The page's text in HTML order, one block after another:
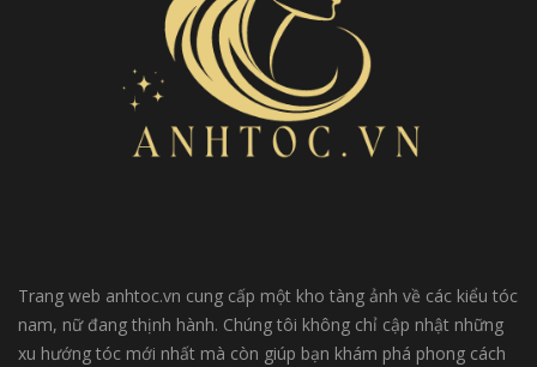
Trang web anhtoc.vn cung cấp một kho tàng ảnh về các kiểu tóc
nam, nữ đang thịnh hành. Chúng tôi không chỉ cập nhật những
xu hướng tóc mới nhất mà còn giúp bạn khám phá phong cách